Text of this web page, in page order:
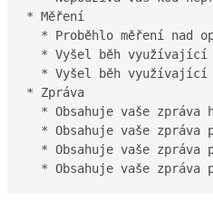
* Měření
* Proběhlo měření nad
* Vyšel běh
* Vyšel běh
* Zpráva
* Obsahuje vaše zpráva
* Obsahuje vaše zpráva
* Obsahuje vaše zpráva
* Obsahuje vaše zpráva